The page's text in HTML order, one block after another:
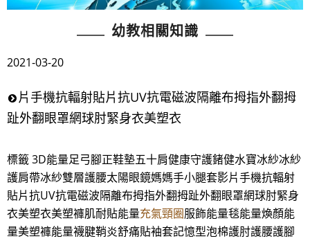
幼教相關知識
2021-03-20
片手機抗輻射貼片抗UV抗電磁波隔離布拇指外翻拇
趾外翻眼罩網球肘緊身衣美塑衣
標籤 3D能量足弓腳正鞋墊五十肩健康守護鍺健水寶冰紗冰紗
護肩帶冰紗雙層護腰太陽眼鏡媽媽手小腿套影片手機抗輻射
貼片抗UV抗電磁波隔離布拇指外翻拇趾外翻眼罩網球肘緊身
衣美塑衣美塑褲肌耐貼能量充氣頸圈服飾能量毯能量煥顏能
量美塑褲能量襪腱鞘炎舒痛貼袖套記憶型泡棉護肘護腰護腳